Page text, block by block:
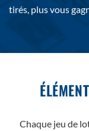
tirés, plus vous
Chaque jeu de